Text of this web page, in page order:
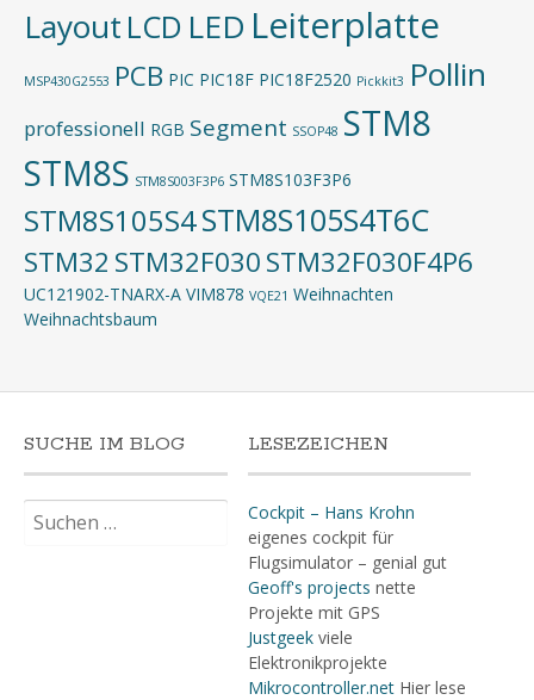
Layout LCD LED Leiterplatte
MSP430G2553 PCB PIC PIC18F PIC18F2520 Pickkit3 Pollin
professionell RGB Segment SSOP48 STM8
STM8S STM8S003F3P6 STM8S103F3P6
STM8S105S4STM8S105S4T6C
STM32 STM32F030STM32F030F4P6
UC121902-TNARX-A VIM878 VQE21 Weihnachten
Weihnachtsbaum
SUCHE IM BLOG
nach:
LESEZEICHEN
Cockpit – Hans Krohn
eigenes cockpit für
Flugsimulator – genial gut
Geoff's projects nette
Projekte mit GPS
Justgeekviele
Elektronikprojekte
Mikrocontroller.netHier lese